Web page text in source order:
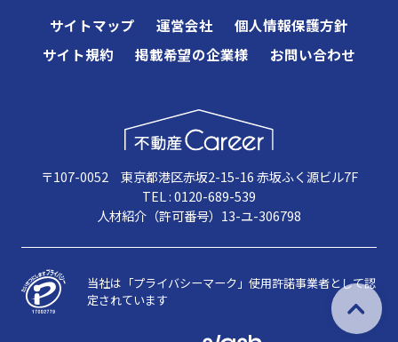
サイトマップ 運営会社
個人情報保護方針
サイト規約
掲載希望の企業様 お問い合わせ
〒107-0052 東京都港区赤坂2-15-16 赤坂ふく源ビル7F
TEL : 0120-689-539
人材紹介（許可番号）13-ユ-306798
当社は「プライバシーマーク」使用許諾事業者として認
定されています